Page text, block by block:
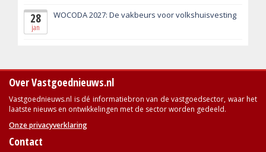
28
jan
WOCODA 2027: De vakbeurs voor volkshuisvesting
Over Vastgoednieuws.nl
Vastgoednieuws.nl is dé informatiebron van de vastgoedsector, waar het
laatste nieuws en ontwikkelingen met de sector worden gedeeld.
Onze privacyverklaring
Contact